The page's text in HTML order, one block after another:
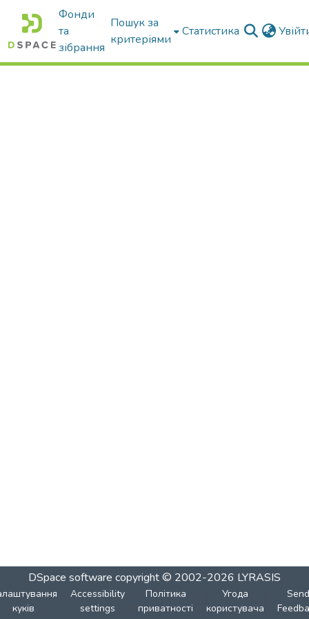
Фонди
та
зібрання
Пошук за
критеріями
Статистика
DSpace software copyright © 2002-2026 LYRASIS
куків
Accessibility
settings
Політика
приватності
Угода
користувача
Send